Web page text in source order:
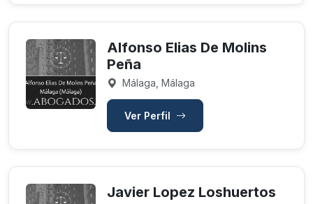
Alfonso Elias De Molins
Peña
Málaga, Málaga
Ver Perfil
Javier Lopez Loshuertos